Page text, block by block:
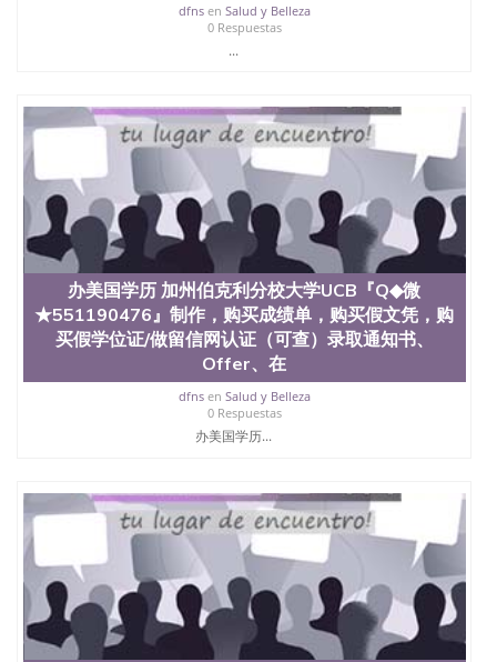
dfnsen Salud y Belleza
0 Respuestas
...
办美国学历 加州伯克利分校大学UCB『Q◆微
★551190476』制作，购买成绩单，购买假文凭，购
买假学位证/做留信网认证（可查）录取通知书、
Offer、在
dfnsen Salud y Belleza
0 Respuestas
办美国学历...